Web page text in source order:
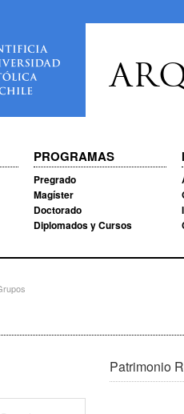
PROGRAMAS
Pregrado
Magíster
Doctorado
Diplomados y Cursos
Patrimonio